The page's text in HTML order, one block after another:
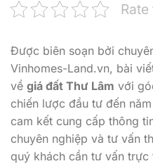
Được biên soạn bởi
Vinhomes-Land.vn, bài
về giá đất Thư Lâm với
chiến lược đầu tư đến
cam kết cung cấp thông
chuyên nghiệp và tư vấn
quý khách cần tư vấn